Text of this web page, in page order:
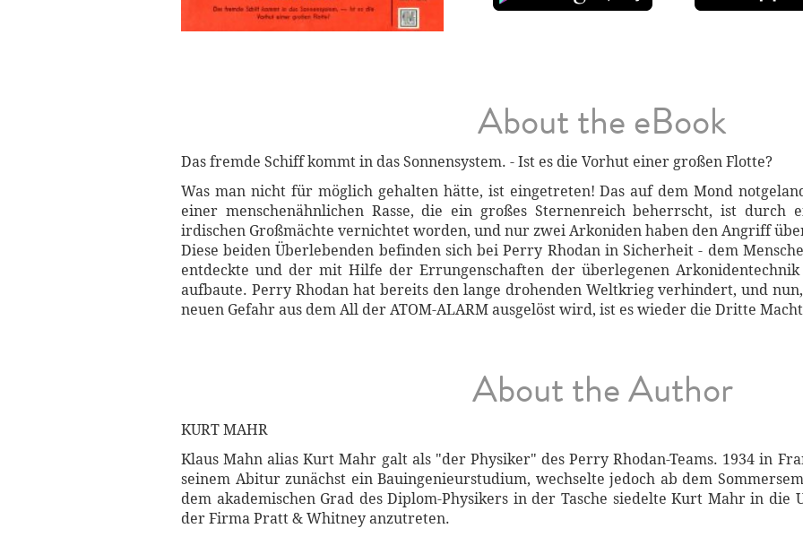
About the eBook
Das fremde Schiff kommt in das Sonnensystem. - Ist es die Vorhut einer großen Flotte?
Was man nicht für möglich gehalten hätte, ist eingetreten! Das auf dem Mond
einer menschenähnlichen Rasse, die ein großes Sternenreich beherrscht, ist durch
irdischen Großmächte vernichtet worden, und nur zwei Arkoniden haben den Angriff
Diese beiden Überlebenden befinden sich bei Perry Rhodan in Sicherheit - dem
entdeckte und der mit Hilfe der Errungenschaften der überlegenen
aufbaute. Perry Rhodan hat bereits den lange drohenden Weltkrieg verhindert, und
neuen Gefahr aus dem All der ATOM-ALARM ausgelöst wird, ist es wieder die Dritte
About the Author
KURT MAHR
Klaus Mahn alias Kurt Mahr galt als "der Physiker" des Perry Rhodan-Teams. 1934 in
seinem Abitur zunächst ein Bauingenieurstudium, wechselte jedoch ab dem
dem akademischen Grad des Diplom-Physikers in der Tasche siedelte Kurt Mahr in die
der Firma Pratt & Whitney anzutreten.